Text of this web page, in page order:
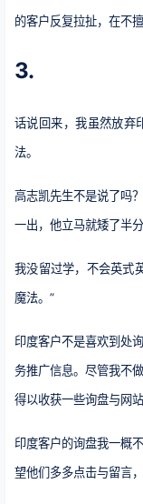
的客户反复拉扯，在不
3.
话说回来，我虽然放弃
法。
高志凯先生不是说了吗
一出，他立马就矮了半分
我没留过学，不会英式
魔法。”
印度客户不是喜欢到处
务推广信息。尽管我不
得以收获一些询盘与网
印度客户的询盘我一概
望他们多多点击与留言